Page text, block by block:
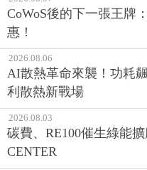
CoWoS後的下一張王牌
惠！
2026.08.06
AI散熱革命來襲！功耗
利散熱新戰場
2026.08.03
碳費、RE100催生綠能
CENTER